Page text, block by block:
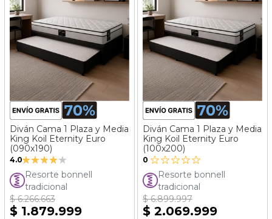
Diván Cama 1 Plaza y Media
King Koil Eternity Euro
(090x190)
4.0Valoración:
80%
Resorte bonnell
tradicional
$ 6.266.663
$ 1.879.999
Diván Cama 1 Plaza y Media
King Koil Eternity Euro
(100x200)
0
Resorte bonnell
tradicional
$ 6.899.997
$ 2.069.999